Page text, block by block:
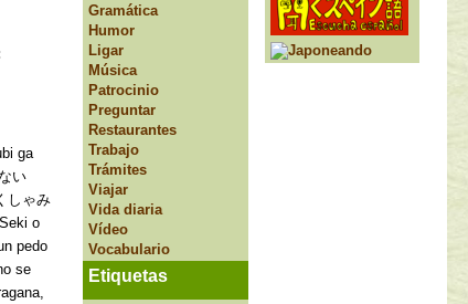
ga
い
しゃみ
o
pedo
se
Gramática
Humor
Ligar
Música
Patrocinio
Preguntar
Restaurantes
Trabajo
Trámites
Viajar
Vida diaria
Vídeo
Vocabulario
Etiquetas